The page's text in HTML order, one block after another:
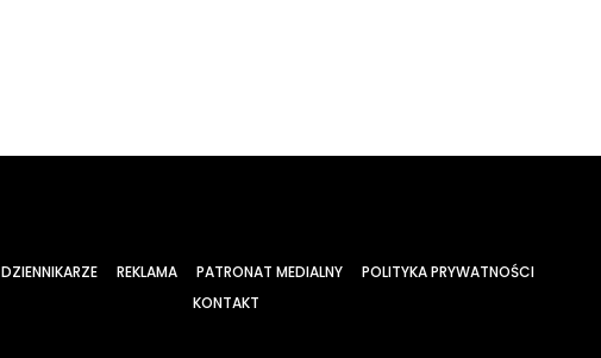
DZIENNIKARZE REKLAMA PATRONAT MEDIALNY
POLITYKA PRYWATNOŚCI
KONTAKT